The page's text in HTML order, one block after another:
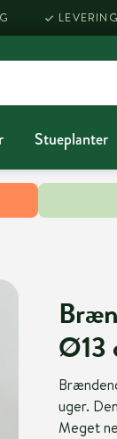
Stueplanter
Ø13
uger.
Meget